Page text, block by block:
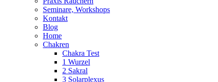
Seminare, Workshops
Kontakt
Blog
Home
Chakren
Chakra Test
1 Wurzel
2 Sakral
3 Solarplexus